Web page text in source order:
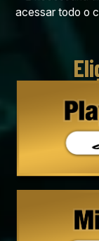
acessar todo o